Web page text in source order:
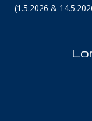
(1.5.2026 &